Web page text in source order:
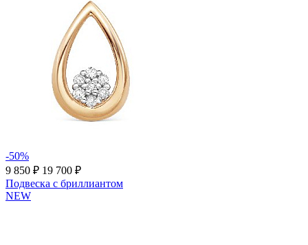
-50%
9 850 ₽ 19 700 ₽
Подвеска с бриллиантом
NEW